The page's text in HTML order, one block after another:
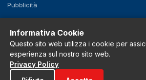
Pubblicità
SEGUICI
f X IG YT
Privacy Policy
Informativa Cookie
Questo sito web utilizza i cookie per
esperienza sul nostro sito web.
Privacy Policy